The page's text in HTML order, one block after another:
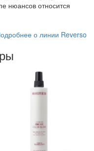
нюансов относится
о линии Reverso